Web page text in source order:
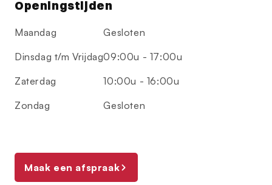
Openingstijden
Maandag
Dinsdag t/m Vrijdag
Zaterdag
Zondag
Gesloten
09:00u - 17:00u
10:00u - 16:00u
Gesloten
Maak een afspraak